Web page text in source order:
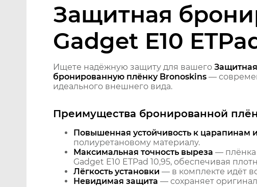
Защитная
Gadget E10
Ищете надёжную защиту для вашего
бронированную плёнку Bronoskins —
идеального внешнего вида.
Преимущества бронированной
Повышенная устойчивость к царапинам
полиуретановому материалу.
Максимальная точность выреза — плёнка
Gadget E10 ETPad 10,95, обеспечивая
Лёгкость установки — в комплекте идёт
Невидимая защита — сохраняет